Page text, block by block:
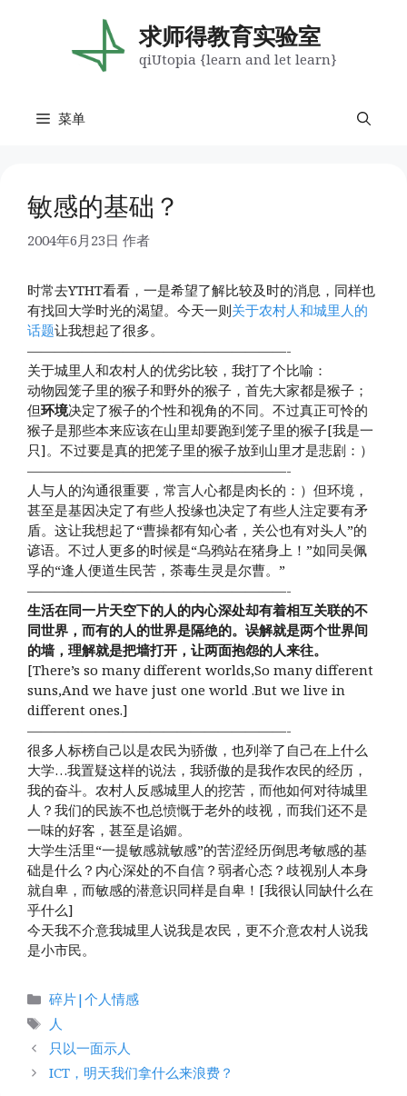
求师得教育实验室
qiUtopia {learn and let learn}
菜单
敏感的基础？
2004年6月23日 作者
时常去YTHT看看，一是希望了解比较及时的消息，同样也
有找回大学时光的渴望。今天一则关于农村人和城里人的
话题让我想起了很多。
———————————————————-
关于城里人和农村人的优劣比较，我打了个比喻：
动物园笼子里的猴子和野外的猴子，首先大家都是猴子；
但环境决定了猴子的个性和视角的不同。不过真正可怜的
猴子是那些本来应该在山里却要跑到笼子里的猴子[我是一
只]。不过要是真的把笼子里的猴子放到山里才是悲剧：）
———————————————————-
人与人的沟通很重要，常言人心都是肉长的：）但环境，
甚至是基因决定了有些人投缘也决定了有些人注定要有矛
盾。这让我想起了“曹操都有知心者，关公也有对头人”的
谚语。不过人更多的时候是“乌鸦站在猪身上！”如同吴佩
孚的“逢人便道生民苦，荼毒生灵是尔曹。”
———————————————————-
生活在同一片天空下的人的内心深处却有着相互关联的不
同世界，而有的人的世界是隔绝的。误解就是两个世界间
的墙，理解就是把墙打开，让两面抱怨的人来往。
[There’s so many different worlds,So many different
suns,And we have just one world .But we live in
different ones.]
———————————————————-
很多人标榜自己以是农民为骄傲，也列举了自己在上什么
大学…我置疑这样的说法，我骄傲的是我作农民的经历，
我的奋斗。农村人反感城里人的挖苦，而他如何对待城里
人？我们的民族不也总愤慨于老外的歧视，而我们还不是
一味的好客，甚至是谄媚。
大学生活里“一提敏感就敏感”的苦涩经历倒思考敏感的基
础是什么？内心深处的不自信？弱者心态？歧视别人本身
就自卑，而敏感的潜意识同样是自卑！[我很认同缺什么在
乎什么]
今天我不介意我城里人说我是农民，更不介意农村人说我
是小市民。
分
类
碎片|个人情感
标
签
人
只以一面示人
ICT，明天我们拿什么来浪费？